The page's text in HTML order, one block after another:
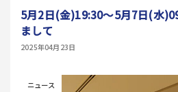
5月2日(金)19:30～5月7日(水
まして
2025年04月23日
ニュース